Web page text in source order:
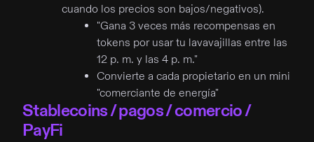
cuando los precios son bajos/negativos).
"Gana 3 veces más recompensas en
tokens por usar tu lavavajillas entre las
12 p. m. y las 4 p. m."
Convierte a cada propietario en un mini
"comerciante de energía"
Stablecoins / pagos / comercio /
PayFi